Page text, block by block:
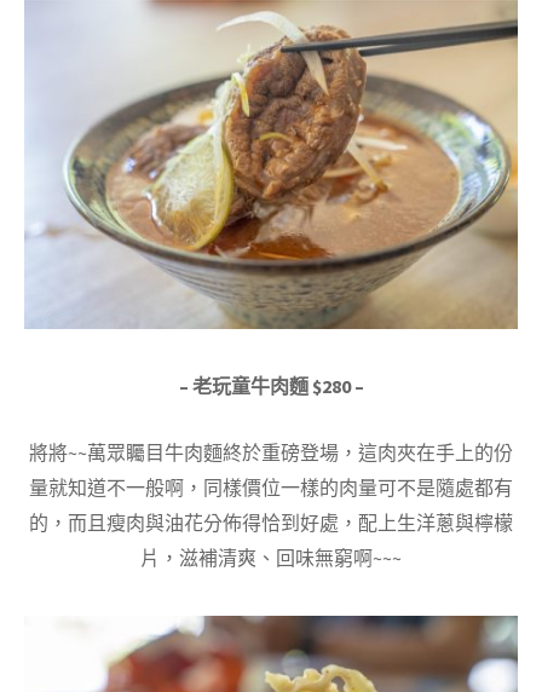
– 老玩童牛肉麵 $280 –
將將~~萬眾矚目牛肉麵終於重磅登場，這肉夾在手上的份
量就知道不一般啊，同樣價位一樣的肉量可不是隨處都有
的，而且瘦肉與油花分佈得恰到好處，配上生洋蔥與檸檬
片，滋補清爽、回味無窮啊~~~